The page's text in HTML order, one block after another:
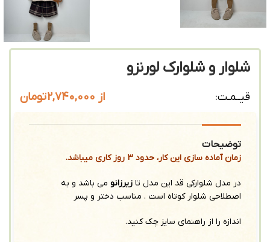
شلوار و شلوارک لورنزو
قیــمـت: از 2,740,000تومان
توضیحات
زمان آماده سازی این کار، حدود 3 روز کاری میباشد.
در مدل شلوارکی قد این مدل تازیرزانو می باشد و به
اصطلاحی شلوار کوتاه است . مناسب دختر و پسر
اندازه را از راهنمای سایز چک کنید.